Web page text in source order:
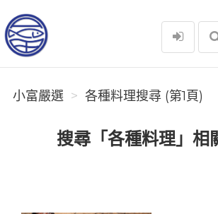
小富嚴選
小富嚴選 各種料理搜尋 (第1頁)
搜尋「各種料理」相